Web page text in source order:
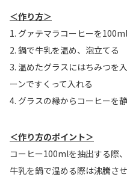
＜作り方＞
1. グァテマラコーヒーを
2. 鍋で牛乳を温め、泡立てる
3. 温めたグラスにはちみつを
ーンですくって入れる
4. グラスの縁からコーヒーを
＜作り方のポイント＞
コーヒー100mlを抽出する際
牛乳を鍋で温める際は沸騰さ